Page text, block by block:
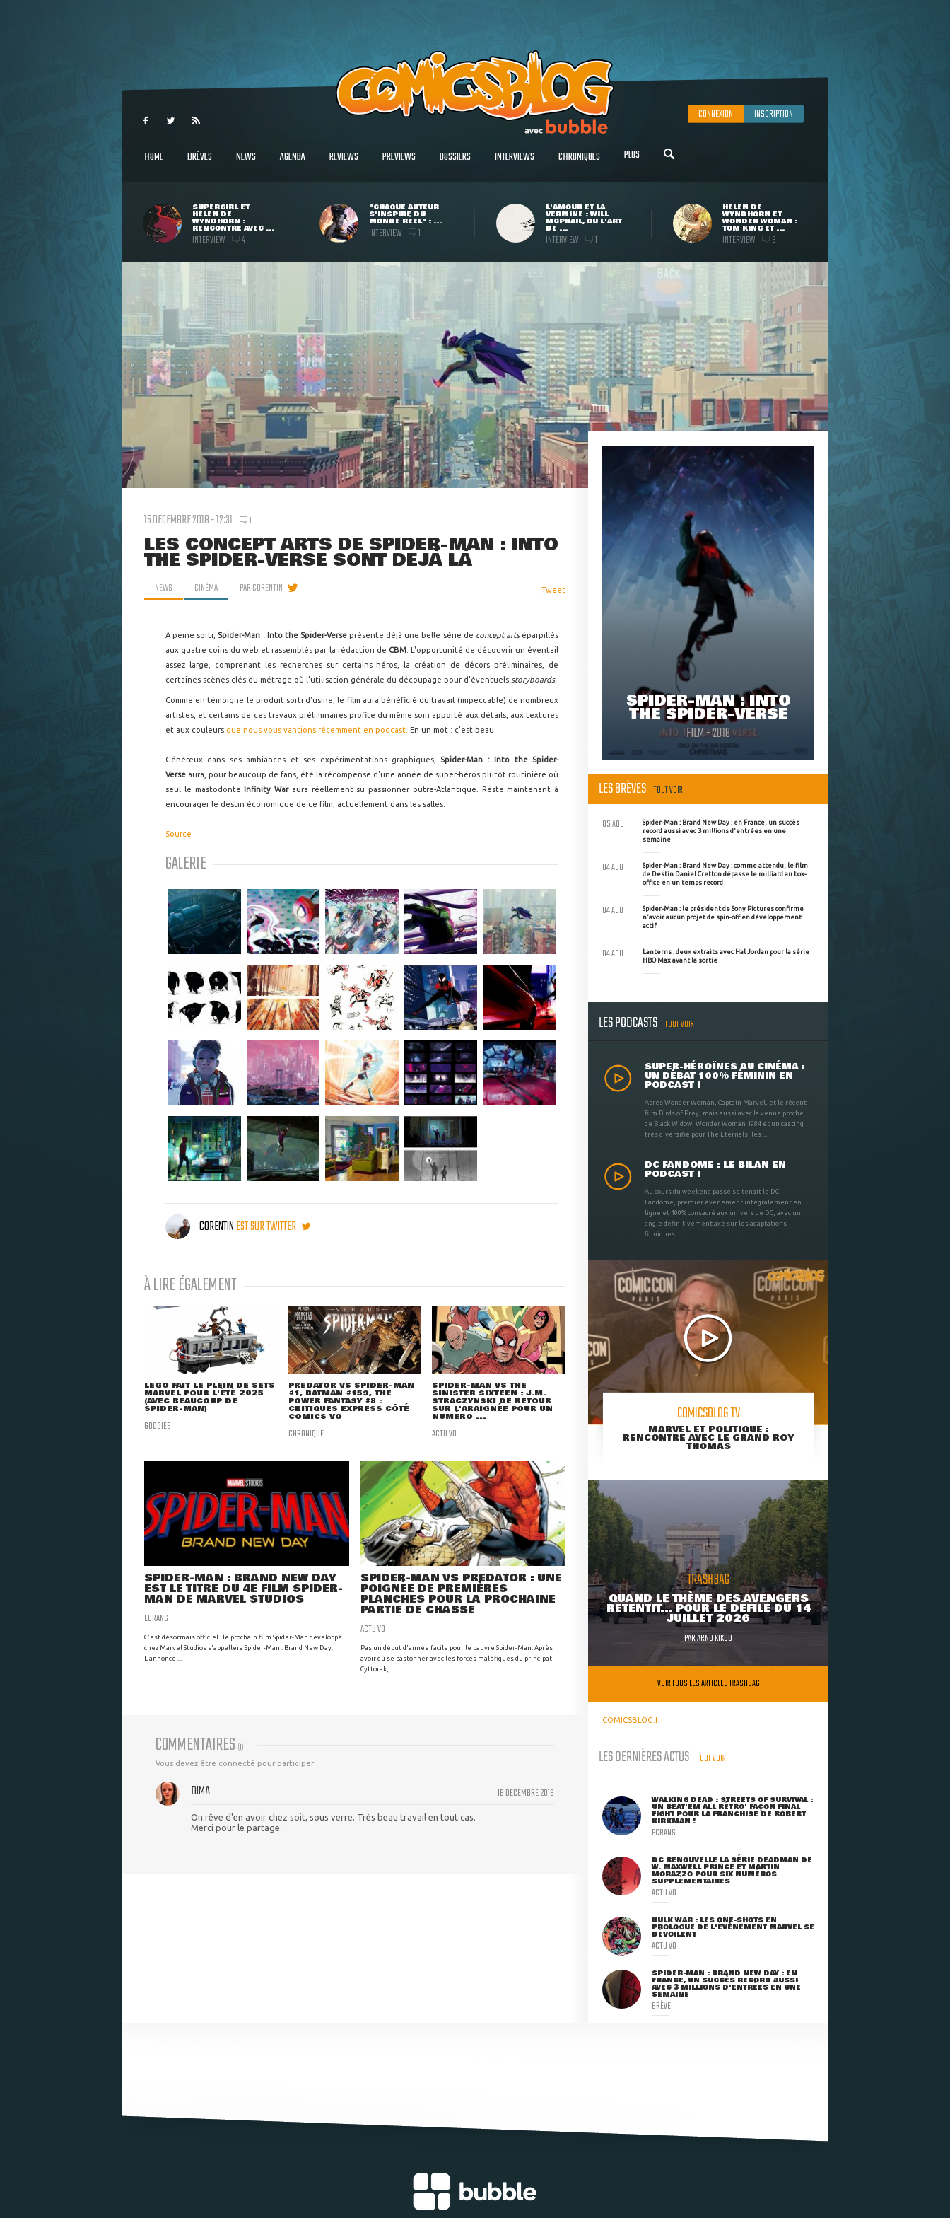
CONNEXION INSCRIPTION
HOME BRÈVES NEWS AGENDA REVIEWS PREVIEWS DOSSIERS INTERVIEWS CHRONIQUES PLUS
SUPERGIRL ET
HELEN DE
WYNDHORN :
RENCONTRE AVEC ...
INTERVIEW 4
"CHAQUE AUTEUR
S'INSPIRE DU
MONDE RÉEL" : ...
INTERVIEW 1
L'AMOUR ET LA
VERMINE : WILL
MCPHAIL, OU L'ART
DE ...
INTERVIEW 1
HELEN DE
WYNDHORN ET
WONDER WOMAN :
TOM KING ET ...
INTERVIEW 3
15 DECEMBRE 2018 - 12:31 1
LES CONCEPT ARTS DE SPIDER-MAN : INTO
THE SPIDER-VERSE SONT DÉJÀ LÀ
NEWS CINÉMA PARCORENTIN Tweet
A peine sorti, Spider-Man : Into the Spider-Verseprésente déjà une belle série de concept artséparpillés
aux quatre coins du web et rassemblés par la rédaction de CBM. L'opportunité de découvrir un éventail
assez large, comprenant les recherches sur certains héros, la création de décors préliminaires, de
certaines scènes clés du métrage où l'utilisation générale du découpage pour d'éventuels storyboards.
Comme en témoigne le produit sorti d'usine, le film aura bénéficié du travail (impeccable) de nombreux
artistes, et certains de ces travaux préliminaires profite du même soin apporté aux détails, aux textures
et aux couleurs que nous vous vantions récemment en podcast. En un mot : c'est beau.
Généreux dans ses ambiances et ses expérimentations graphiques, Spider-Man : Into the Spider-
Verse aura, pour beaucoup de fans, été la récompense d'une année de super-héros plutôt routinière où
seul le mastodonte Infinity Waraura réellement su passionner outre-Atlantique. Reste maintenant à
encourager le destin économique de ce film, actuellement dans les salles.
Source
GALERIE
CORENTINEST SUR TWITTER
À LIRE ÉGALEMENT
LEGO FAIT LE PLEIN DE SETS
MARVEL POUR L'ÉTÉ 2025
(AVEC BEAUCOUP DE
SPIDER-MAN)
GOODIES
PREDATOR VS SPIDER-MAN
#1, BATMAN #159, THE
POWER FANTASY #8 :
CRITIQUES EXPRESS CÔTÉ
COMICS VO
CHRONIQUE
SPIDER-MAN VS THE
SINISTER SIXTEEN : J.M.
STRACZYNSKI DE RETOUR
SUR L'ARAIGNÉE POUR UN
NUMÉRO ...
ACTU VO
SPIDER-MAN : BRAND NEW DAY
EST LE TITRE DU 4E FILM SPIDER-
MAN DE MARVEL STUDIOS
ECRANS
C'est désormais officiel : le prochain film Spider-Man développé
chez Marvel Studios s'appellera Spider-Man : Brand New Day.
L'annonce ...
SPIDER-MAN VS PREDATOR : UNE
POIGNÉE DE PREMIÈRES
PLANCHES POUR LA PROCHAINE
PARTIE DE CHASSE
ACTU VO
Pas un début d'année facile pour le pauvre Spider-Man. Après
avoir dû se bastonner avec les forces maléfiques du principat
Cyttorak, ...
COMMENTAIRES (1)
Vous devez être connecté pour participer
16 DECEMBRE 2018
DIMA
On rêve d'en avoir chez soit, sous verre. Très beau travail en tout cas.
Merci pour le partage.
SPIDER-MAN : INTO
THE SPIDER-VERSE
FILM - 2018
LES BRÈVES TOUT VOIR
Spider-Man : Brand New Day : en France, un succès
record aussi avec 3 millions d'entrées en une
semaine
05 AOU
Spider-Man : Brand New Day : comme attendu, le film
de Destin Daniel Cretton dépasse le milliard au box-
office en un temps record
04 AOU
Spider-Man : le président de Sony Pictures confirme
n'avoir aucun projet de spin-off en développement
actif
04 AOU
Lanterns : deux extraits avec Hal Jordan pour la série
HBO Max avant la sortie
04 AOU
LES PODCASTS TOUT VOIR
SUPER-HÉROÏNES AU CINÉMA :
UN DÉBAT 100% FÉMININ EN
PODCAST !
Après Wonder Woman, Captain Marvel, et le récent
film Birds of Prey, mais aussi avec la venue proche
de Black Widow, Wonder Woman 1984 et un casting
très diversifié pour The Eternals, les ...
DC FANDOME : LE BILAN EN
PODCAST !
Au cours du weekend passé se tenait le DC
Fandome, premier évènement intégralement en
ligne et 100% consacré aux univers de DC, avec un
angle définitivement axé sur les adaptations
filmiques ...
COMICSBLOG TV
MARVEL ET POLITIQUE :
RENCONTRE AVEC LE GRAND ROY
THOMAS
TRASHBAG
QUAND LE THÈME DES AVENGERS
RETENTIT... POUR LE DÉFILÉ DU 14
JUILLET 2026
PARARNO KIKOO
VOIR TOUS LES ARTICLES TRASHBAG
COMICSBLOG.fr
LES DERNIÈRES ACTUS TOUT VOIR
WALKING DEAD : STREETS OF SURVIVAL :
UN BEAT'EM ALL RÉTRO' FAÇON FINAL
FIGHT POUR LA FRANCHISE DE ROBERT
KIRKMAN !
ECRANS
DC RENOUVELLE LA SÉRIE DEADMAN DE
W. MAXWELL PRINCE ET MARTIN
MORAZZO POUR SIX NUMÉROS
SUPPLÉMENTAIRES
ACTU VO
HULK WAR : LES ONE-SHOTS EN
PROLOGUE DE L'ÉVÈNEMENT MARVEL SE
DÉVOILENT
ACTU VO
SPIDER-MAN : BRAND NEW DAY : EN
FRANCE, UN SUCCÈS RECORD AUSSI
AVEC 3 MILLIONS D'ENTRÉES EN UNE
SEMAINE
BRÈVE